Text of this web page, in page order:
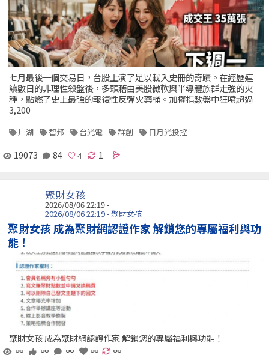
七月最後一個交易日，台股上演了足以載入史冊的奇蹟。在經歷連
續數日的非理性殺盤後，多頭藉由美股微軟與半導體族群走強的火
種，點燃了史上最強的報復性反彈火藥桶。加權指數盤中狂噴超過
3,200
川湖 智邦 台光電 群創 日月光投控
19073 84 1
聚財女孩
2026/08/06 22:19 -
2026/08/06 22:19 - 聚財女孩
聚財女孩 成為聚財網認證作家 解鎖您的專屬福利與功
能！
聚財女孩 成為聚財網認證作家 解鎖您的專屬福利與功能！
∞
∞ ∞ ∞ ∞